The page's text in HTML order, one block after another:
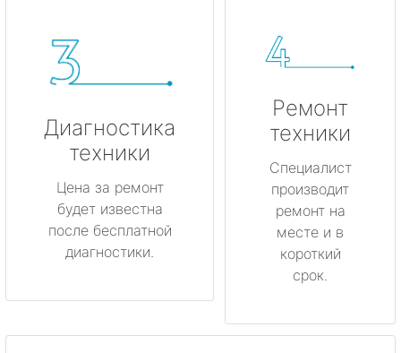
Диагностика
техники
Цена за ремонт
будет известна
после бесплатной
диагностики.
Ремонт
техники
Специалист
производит
ремонт на
месте и в
короткий
срок.